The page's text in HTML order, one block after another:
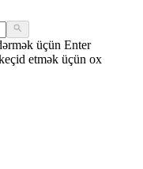
üçün Enter
etmək üçün ox